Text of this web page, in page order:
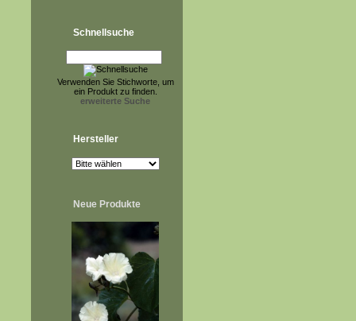
Schnellsuche
Verwenden Sie Stichworte, um
ein Produkt zu finden.
erweiterte Suche
Hersteller
Neue Produkte